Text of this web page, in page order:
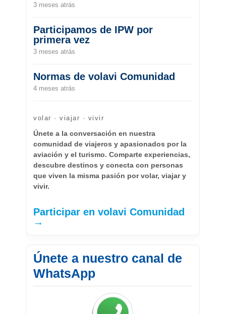
3 meses atrás
Participamos de IPW por
primera vez
3 meses atrás
Normas de volavi Comunidad
4 meses atrás
volar · viajar · vivir
Únete a la conversación en nuestra
comunidad de viajeros y apasionados por la
aviación y el turismo. Comparte experiencias,
descubre destinos y conecta con personas
que viven la misma pasión por volar, viajar y
vivir.
Participar en volavi Comunidad
→
Únete a nuestro canal de
WhatsApp